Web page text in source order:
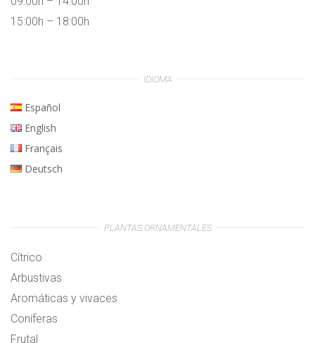
15:00h – 18:00h
IDIOMA
Español
English
Français
Deutsch
PLANTAS ORNAMENTALES
Cítrico
Arbustivas
Aromáticas y vivaces
Coníferas
Frutal